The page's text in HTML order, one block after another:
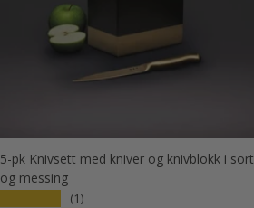
5-pk Knivsett med kniver og knivblokk i sort
og messing
(1)